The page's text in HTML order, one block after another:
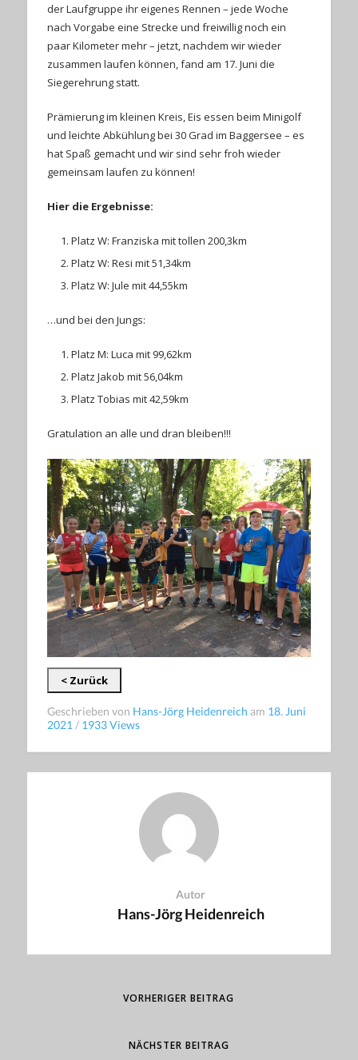
der Laufgruppe ihr eigenes Rennen – jede Woche
nach Vorgabe eine Strecke und freiwillig noch ein
paar Kilometer mehr – jetzt, nachdem wir wieder
zusammen laufen können, fand am 17. Juni die
Siegerehrung statt.
Prämierung im kleinen Kreis, Eis essen beim Minigolf
und leichte Abkühlung bei 30 Grad im Baggersee – es
hat Spaß gemacht und wir sind sehr froh wieder
gemeinsam laufen zu können!
Hier die Ergebnisse:
Platz W: Franziska mit tollen 200,3km
Platz W: Resi mit 51,34km
Platz W: Jule mit 44,55km
…und bei den Jungs:
Platz M: Luca mit 99,62km
Platz Jakob mit 56,04km
Platz Tobias mit 42,59km
Gratulation an alle und dran bleiben!!!
< Zurück
Geschrieben von Hans-Jörg Heidenreich am 18. Juni
2021 / 1933 Views
Autor
Hans-Jörg Heidenreich
VORHERIGER BEITRAG
NÄCHSTER BEITRAG